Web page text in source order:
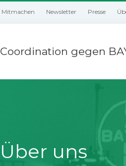
Mitmachen Newsletter Presse
Coordination gegen
Über uns